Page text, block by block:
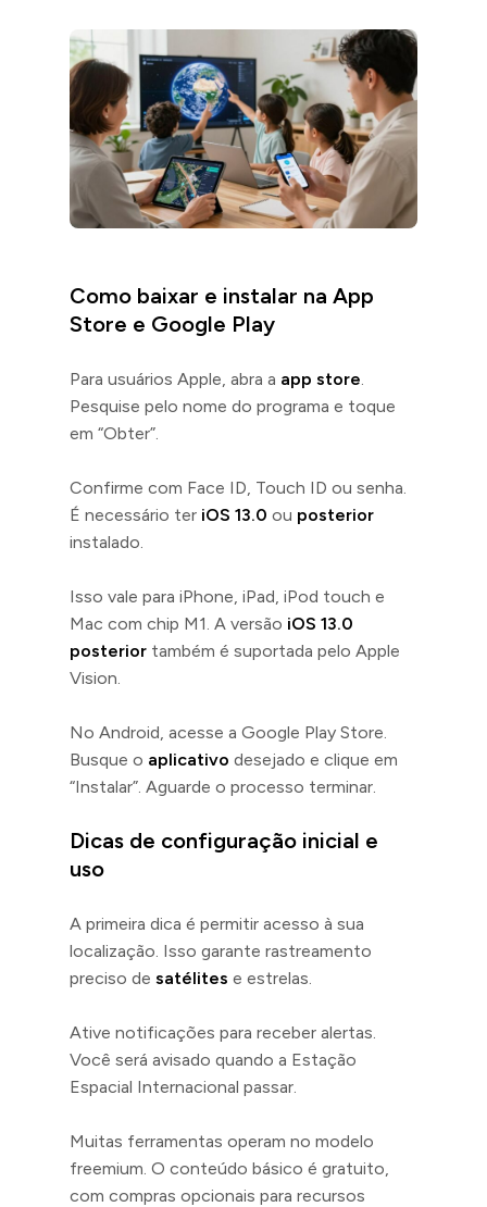
Como baixar e instalar na App
Store e Google Play
Para usuários Apple, abra a app store
Pesquise pelo nome do programa e toque
em “Obter”.
Confirme com Face ID, Touch ID ou senha.
É necessário ter iOS 13.0 ou posterior
instalado.
Isso vale para iPhone, iPad, iPod touch e
Mac com chip M1. A versão iOS 13.0
posterior também é suportada pelo Apple
Vision.
No Android, acesse a Google Play Store.
Busque o aplicativo desejado e clique em
“Instalar”. Aguarde o processo terminar.
Dicas de configuração inicial e
uso
A primeira dica é permitir acesso à sua
localização. Isso garante rastreamento
preciso de satélites e estrelas.
Ative notificações para receber alertas.
Você será avisado quando a Estação
Espacial Internacional passar.
Muitas ferramentas operam no modelo
freemium. O conteúdo básico é gratuito,
com compras opcionais para recursos